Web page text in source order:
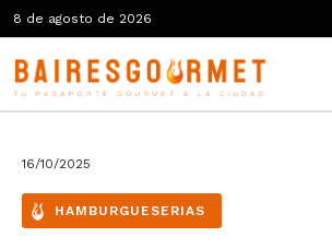
8 de agosto de 2026
16/10/2025
HAMBURGUESERIAS